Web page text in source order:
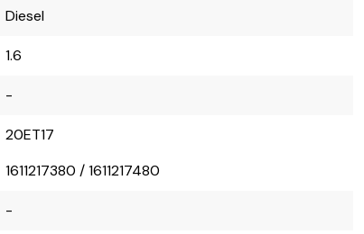
Diesel
1.6
-
20ET17
1611217380 / 1611217480
-